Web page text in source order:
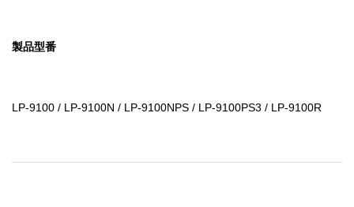
製品型番
LP-9100 / LP-9100N / LP-9100NPS / LP-9100PS3 / LP-9100R